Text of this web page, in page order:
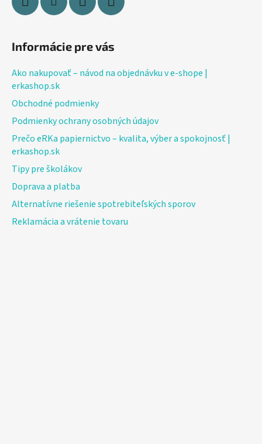
Informácie pre vás
Ako nakupovať – návod na objednávku v e-shope |
erkashop.sk
Obchodné podmienky
Podmienky ochrany osobných údajov
Prečo eRKa papiernictvo – kvalita, výber a spokojnosť |
erkashop.sk
Tipy pre školákov
Doprava a platba
Alternatívne riešenie spotrebiteľských sporov
Reklamácia a vrátenie tovaru